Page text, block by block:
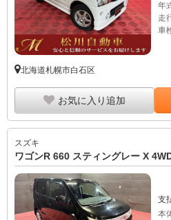
年
走
車
北海道札幌市白石区
お気に入り追加
スズキ
ワゴンR 660 スティングレー X
支
本